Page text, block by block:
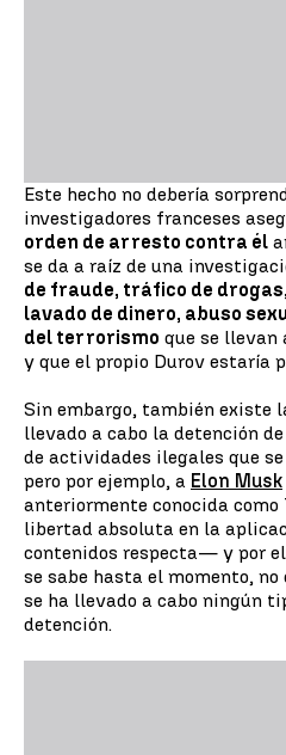
Este hecho no debería
investigadores franceses
orden de arresto contra él
se da a raíz de una
de fraude, tráfico de
lavado de dinero, abuso
del terrorismo que se llevan
y que el propio Durov estaría
Sin embargo, también existe
llevado a cabo la detención
de actividades ilegales que
pero por ejemplo, a Elon Musk
anteriormente conocida
libertad absoluta en la
contenidos respecta— y por el
se sabe hasta el momento,
se ha llevado a cabo ningún
detención.